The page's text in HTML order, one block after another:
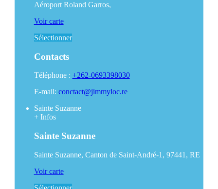
Aéroport Roland Garros,
Voir carte
Sélectionner
Contacts
Téléphone : +262-0693398030
E-mail: conctact@jimmyloc.re
Sainte Suzanne
+Infos
Sainte Suzanne
Sainte Suzanne, Canton de Saint-André-1, 97441, RE
Voir carte